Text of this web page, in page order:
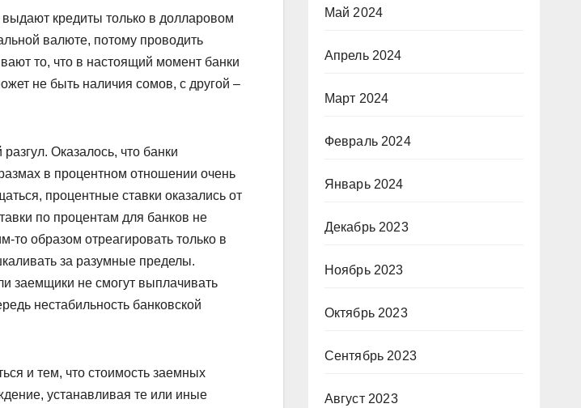
кредиты только в долларовом
валюте, потому проводить
то, что в настоящий момент банки
не быть наличия сомов, с другой –
Оказалось, что банки
в процентном отношении очень
процентные ставки оказались от
по процентам для банков не
то образом отреагировать только в
за разумные пределы.
заемщики не смогут выплачивать
нестабильность банковской
и тем, что стоимость заемных
устанавливая те или иные
Май 2024
Апрель 2024
Март 2024
Февраль 2024
Январь 2024
Декабрь 2023
Ноябрь 2023
Октябрь 2023
Сентябрь 2023
Август 2023